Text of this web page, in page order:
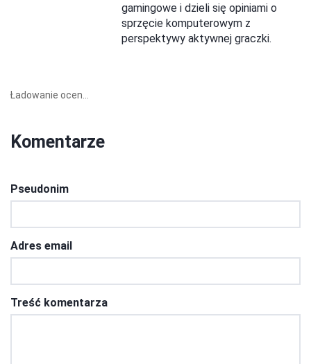
gamingowe i dzieli się opiniami o
sprzęcie komputerowym z
perspektywy aktywnej graczki.
Ładowanie ocen...
Komentarze
Pseudonim
Adres email
Treść komentarza